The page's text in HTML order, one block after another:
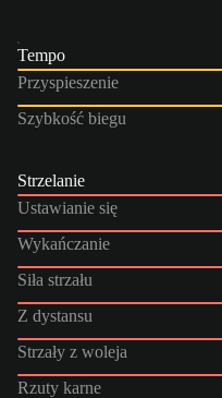
Tempo
Przyspieszenie
Szybkość biegu
Strzelanie
Ustawianie się
Wykańczanie
Siła strzału
Z dystansu
Strzały z woleja
Rzuty karne